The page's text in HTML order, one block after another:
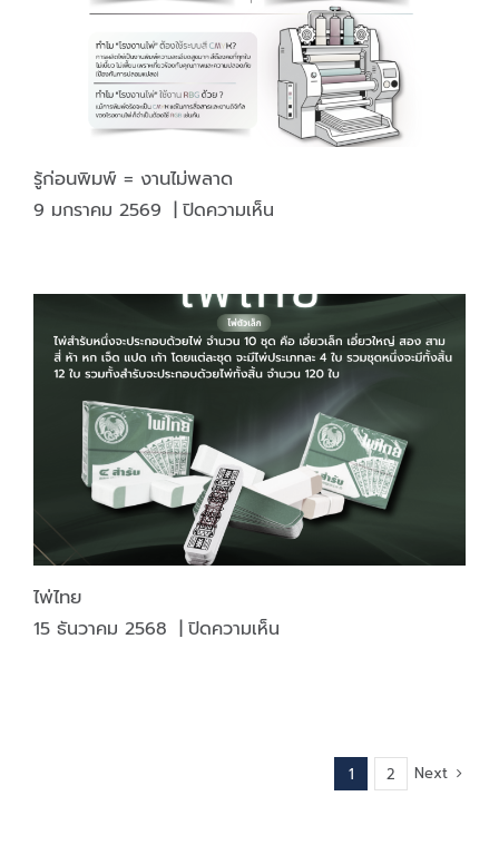
รู้ก่อนพิมพ์ = งานไม่พลาด
9 มกราคม 2569 | ปิดความเห็นบน
พิมพ์
=
งาน
ไม่
พลาด
ไพ่ไทย
15 ธันวาคม 2568 | ปิดความเห็นบน
1 2 Next